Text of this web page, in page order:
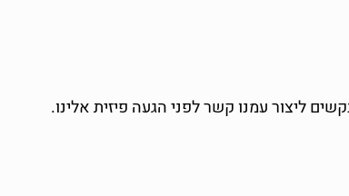
ליצור עמנו קשר לפני הגעה פיזית אלינו.